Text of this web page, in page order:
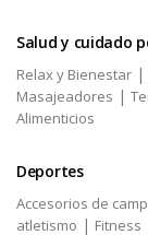
Salud y cuidado
Relax y Bienestar |
Masajeadores |
Alimenticios
Deportes
Accesorios de
atletismo | Fitness